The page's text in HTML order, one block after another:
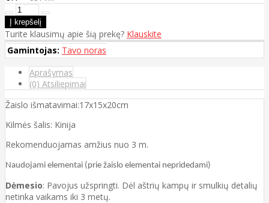
Turite klausimų apie šią prekę? Klauskite
Gamintojas: Tavo noras
Aprašymas
(0) Atsiliepimai
Žaislo išmatavimai:17x15x20cm
Kilmės šalis: Kinija
Rekomenduojamas amžius nuo 3 m.
Naudojami elementai (prie žaislo elementai nepridedami)
Dėmesio: Pavojus užspringti. Dėl aštrių kampų ir smulkių detalių
netinka vaikams iki 3 metų.